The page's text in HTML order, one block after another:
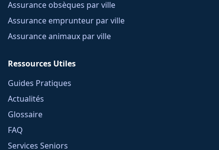
Assurance obsèques par ville
Assurance emprunteur par ville
Assurance animaux par ville
Ressources Utiles
Guides Pratiques
Actualités
Glossaire
FAQ
Services Seniors